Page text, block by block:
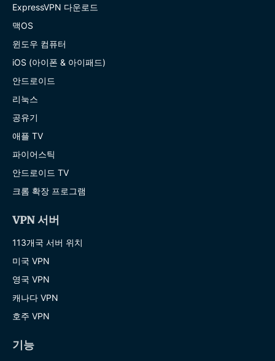
ExpressVPN 다운로드
맥OS
윈도우 컴퓨터
iOS (아이폰 & 아이패드)
안드로이드
리눅스
공유기
애플 TV
파이어스틱
안드로이드 TV
크롬 확장 프로그램
VPN 서버
113개국 서버 위치
미국 VPN
영국 VPN
캐나다 VPN
호주 VPN
기능